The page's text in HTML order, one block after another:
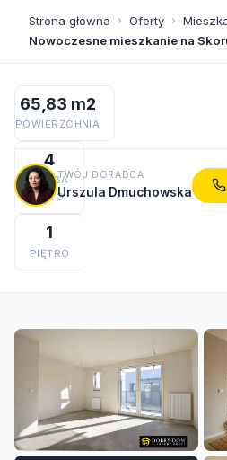
Strona główna › Oferty ›
Nowoczesne mieszkanie na
65,83 m2
POWIERZCHNIA
4
LICZBA
POKOI
1
PIĘTRO
TWÓJ DORADCA
Urszula Dmuchowska